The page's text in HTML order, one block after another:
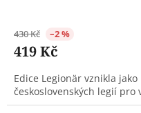
430 Kč –2 %
419 Kč
Edice Legionär vznikla
československých legií pro